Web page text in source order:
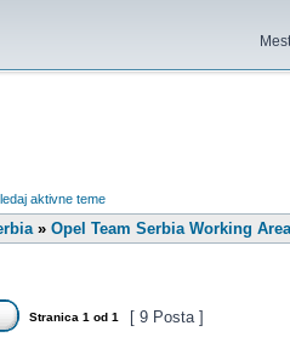
aktivne teme
» Opel Team Serbia Working Area
Stranica 1 od 1 [ 9 Posta ]